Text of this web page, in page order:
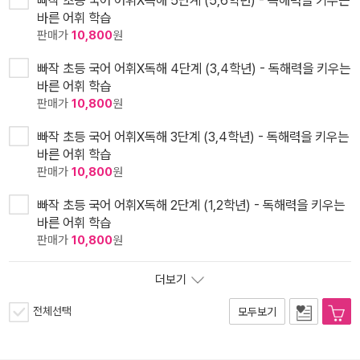
바른 어휘 학습
판매가 10,800원
빠작 초등 국어 어휘X독해 4단계 (3,4학년) - 독해력을 키우는
바른 어휘 학습
판매가 10,800원
빠작 초등 국어 어휘X독해 3단계 (3,4학년) - 독해력을 키우는
바른 어휘 학습
판매가 10,800원
빠작 초등 국어 어휘X독해 2단계 (1,2학년) - 독해력을 키우는
바른 어휘 학습
판매가 10,800원
더보기
전체선택 모두보기